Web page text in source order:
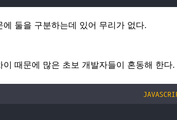
에 둘을 구분하는데 있어 무리가 없다.
이 때문에 많은 초보 개발자들이 혼동해 한다.